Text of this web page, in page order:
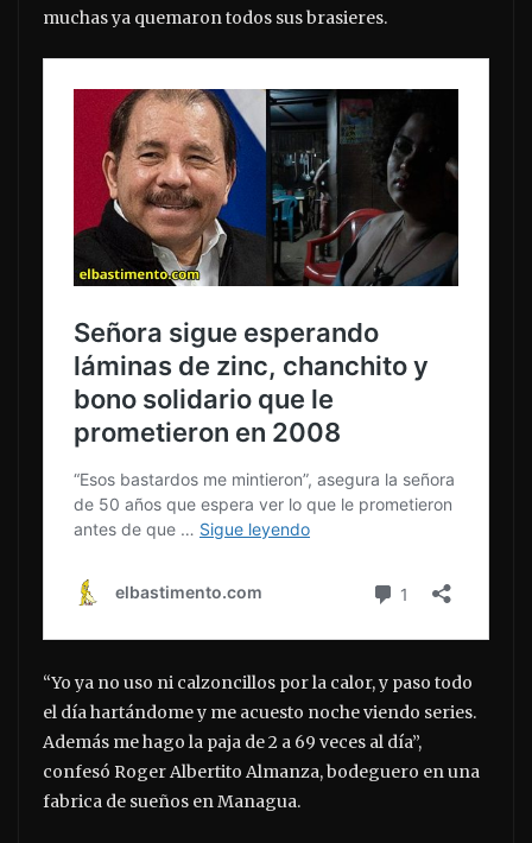
muchas ya quemaron todos sus brasieres.
“Yo ya no uso ni calzoncillos por la calor, y paso todo
el día hartándome y me acuesto noche viendo series.
Además me hago la paja de 2 a 69 veces al día”,
confesó Roger Albertito Almanza, bodeguero en una
fabrica de sueños en Managua.